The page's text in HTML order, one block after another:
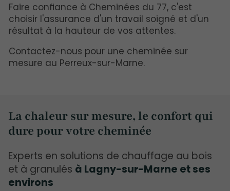
Faire confiance à Cheminées du 77, c'est
choisir l'assurance d'un travail soigné et d'un
résultat à la hauteur de vos attentes.
Contactez-nous pour une cheminée sur
mesure au Perreux-sur-Marne.
La chaleur sur mesure, le confort qui
dure pour votre cheminée
Experts en solutions de chauffage au bois
et à granulés à Lagny-sur-Marne et ses
environs